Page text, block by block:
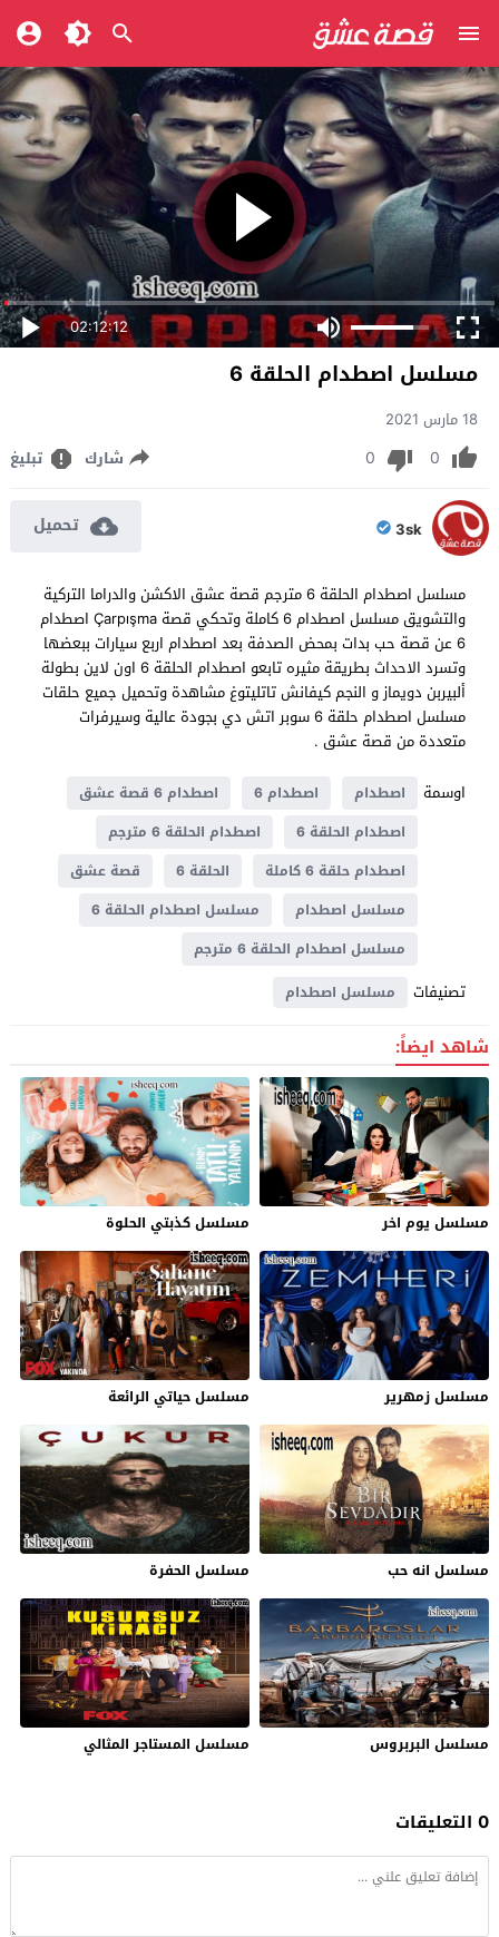
02:12:12
مسلسل اصطدام الحلقة 6
18 مارس 2021
0
0 شارك تبليغ
3sk تحميل
مسلسل اصطدام الحلقة 6 مترجم قصة عشق الاكشن والدراما التركية
والتشويق مسلسل اصطدام 6 كاملة وتحكي قصة Çarpışma اصطدام
6 عن قصة حب بدات بمحض الصدفة بعد اصطدام اربع سيارات ببعضها
وتسرد الاحداث بطريقة مثيره تابعو اصطدام الحلقة 6 اون لاين بطولة
ألبيربن دويماز و النجم كيفانش تاتليتوغ مشاهدة وتحميل جميع حلقات
مسلسل اصطدام حلقة 6 سوبر اتش دي بجودة عالية وسيرفرات
متعددة من قصة عشق .
اوسمة
اصطدام اصطدام 6
اصطدام 6 قصة عشق
اصطدام الحلقة 6
اصطدام الحلقة 6 مترجم
اصطدام حلقة 6 كاملة
الحلقة 6
قصة عشق
مسلسل اصطدام
مسلسل اصطدام الحلقة 6
مسلسل اصطدام الحلقة 6 مترجم
تصنيفات مسلسل اصطدام
شاهد ايضاً:
مسلسل يوم اخر مسلسل كذبتي الحلوة
مسلسل زمهرير مسلسل حياتي الرائعة
مسلسل انه حب مسلسل الحفرة
مسلسل البربروس مسلسل المستاجر المثالي
0 التعليقات